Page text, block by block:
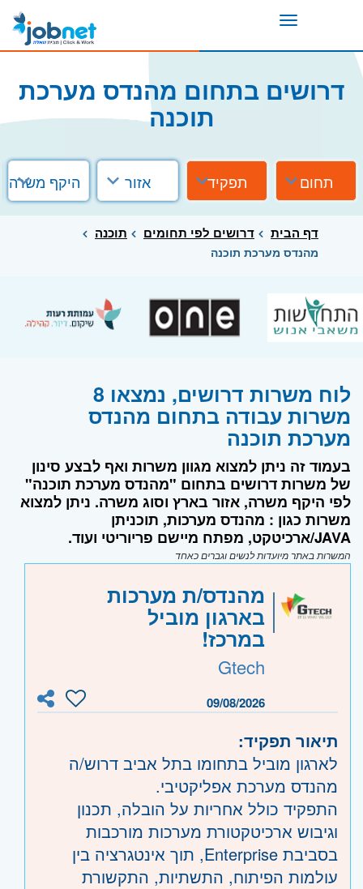
Toggle
דרושים בתחום מהנדס מערכת
תוכנה
תחום תפקיד אזור היקף משרה
דף הבית דרושים לפי תחומים תוכנה
מהנדס מערכת תוכנה
לוח משרות דרושים, נמצאו 8
משרות עבודה בתחום מהנדס
מערכת תוכנה
בעמוד זה ניתן למצוא מגוון משרות ואף לבצע סינון
של משרות דרושים בתחום "מהנדס מערכת תוכנה"
לפי היקף משרה, אזור בארץ וסוג משרה. ניתן למצוא
משרות כגון : מהנדס מערכות, תוכניתן
JAVA/ארכיטקט, מפתח מיישם פריוריטי ועוד.
המשרות באתר מיועדות לנשים וגברים כאחד
מהנדס/ת מערכות
בארגון מוביל
במרכז!
Gtech
09/08/2026
תיאור תפקיד:
לארגון מוביל בתחומו בתל אביב דרוש/ה
מהנדס מערכת אפליקטיבי.
התפקיד כולל אחריות על הובלה, תכנון
וגיבוש ארכיטקטורת מערכות מורכבות
בסביבת Enterprise, תוך אינטגרציה בין
עולמות הפיתוח, התשתיות, התקשורת